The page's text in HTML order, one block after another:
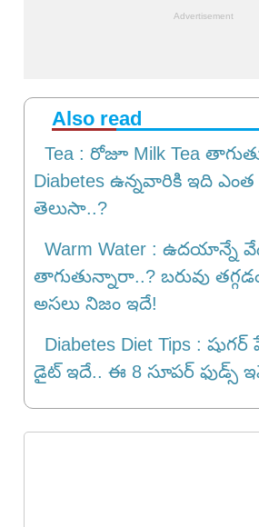
Also read
Tea : రోజూ Milk Tea
Diabetes ఉన్నవారికి ఇది
తెలుసా..?
Warm Water : ఉదయాన్నే
తాగుతున్నారా..? బరువు
అసలు నిజం ఇదే!
Diabetes Diet Tips : షుగర్
డైట్ ఇదే.. ఈ 8 సూపర్ ఫుడ్స్